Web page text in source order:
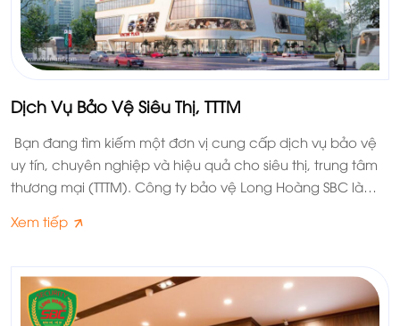
Dịch Vụ Bảo Vệ Siêu Thị, TTTM
Bạn đang tìm kiếm một đơn vị cung cấp dịch vụ bảo vệ
uy tín, chuyên nghiệp và hiệu quả cho siêu thị, trung tâm
thương mại (TTTM). Công ty bảo vệ Long Hoàng SBC là
chúng tôi chuyên cung cấp các dịch vụ bảo vệ cho các
– TTTM chuyên nghiệp.
Xem tiếp